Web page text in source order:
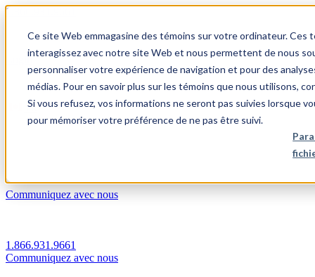
Ce site Web emmagasine des témoins sur votre ordinateur.
interagissez avec notre site Web et nous permettent de nous
personnaliser votre expérience de navigation et pour des
médias. Pour en savoir plus sur les témoins que nous utilisons,
Si vous refusez, vos informations ne seront pas suivies lorsque
pour mémoriser votre préférence de ne pas être suivi.
1.866.931.9661
Login
FR
Communiquez avec nous
1.866.931.9661
Communiquez avec nous